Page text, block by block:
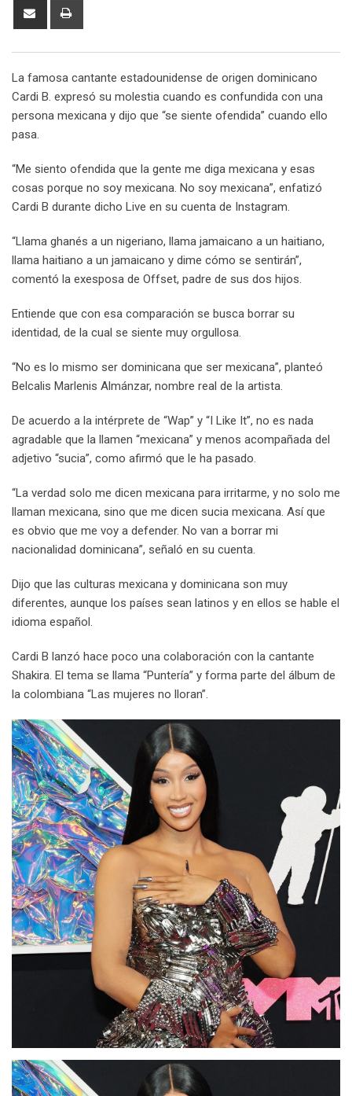
Share
La famosa cantante estadounidense de origen dominicano
Cardi B. expresó su molestia cuando es confundida con una
persona mexicana y dijo que “se siente ofendida” cuando ello
pasa.
“Me siento ofendida que la gente me diga mexicana y esas
cosas porque no soy mexicana. No soy mexicana”, enfatizó
Cardi B durante dicho Live en su cuenta de Instagram.
“Llama ghanés a un nigeriano, llama jamaicano a un haitiano,
llama haitiano a un jamaicano y dime cómo se sentirán”,
comentó la exesposa de Offset, padre de sus dos hijos.
Entiende que con esa comparación se busca borrar su
identidad, de la cual se siente muy orgullosa.
“No es lo mismo ser dominicana que ser mexicana”, planteó
Belcalis Marlenis Almánzar, nombre real de la artista.
De acuerdo a la intérprete de “Wap” y “I Like It”, no es nada
agradable que la llamen “mexicana” y menos acompañada del
adjetivo “sucia”, como afirmó que le ha pasado.
“La verdad solo me dicen mexicana para irritarme, y no solo me
llaman mexicana, sino que me dicen sucia mexicana. Así que
es obvio que me voy a defender. No van a borrar mi
nacionalidad dominicana”, señaló en su cuenta.
Dijo que las culturas mexicana y dominicana son muy
diferentes, aunque los países sean latinos y en ellos se hable el
idioma español.
Cardi B lanzó hace poco una colaboración con la cantante
Shakira. El tema se llama “Puntería” y forma parte del álbum de
la colombiana “Las mujeres no lloran”.